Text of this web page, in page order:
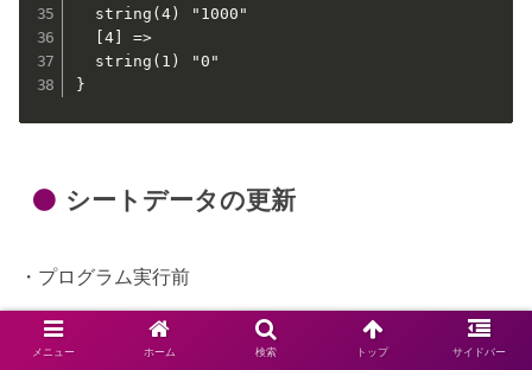
  string(4) "1000"
  [4] =>
  string(1) "0"
}
シートデータの更新
・プログラム実行前
メニュー ホーム 検索 トップ サイドバー